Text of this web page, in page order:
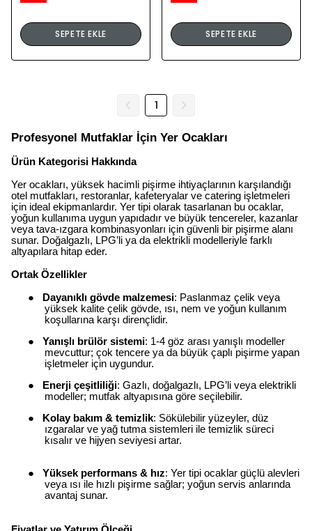
SEPETE EKLE SEPETE EKLE
1
Profesyonel Mutfaklar İçin Yer Ocakları
Ürün Kategorisi Hakkında
Yer ocakları, yüksek hacimli pişirme ihtiyaçlarının karşılandığı
otel mutfakları, restoranlar, kafeteryalar ve catering işletmeleri
için ideal ekipmanlardır. Yer tipi olarak tasarlanan bu ocaklar,
yoğun kullanıma uygun yapıdadır ve büyük tencereler, kazanlar
veya tava-ızgara kombinasyonları için güvenli bir pişirme alanı
sunar. Doğalgazlı, LPG’li ya da elektrikli modelleriyle farklı
altyapılara hitap eder.
Ortak Özellikler
● Dayanıklı gövde malzemesi: Paslanmaz çelik veya
yüksek kalite çelik gövde, ısı, nem ve yoğun kullanım
koşullarına karşı dirençlidir.
●
Yanışlı brülör sistemi: 1-4 göz arası yanışlı modeller
mevcuttur; çok tencere ya da büyük çaplı pişirme yapan
işletmeler için uygundur.
●
Enerji çeşitliliği: Gazlı, doğalgazlı, LPG’li veya elektrikli
modeller; mutfak altyapısına göre seçilebilir.
●
Kolay bakım & temizlik: Sökülebilir yüzeyler, düz
ızgaralar ve yağ tutma sistemleri ile temizlik süreci
kısalır ve hijyen seviyesi artar.
● Yüksek performans & hız: Yer tipi ocaklar güçlü alevleri
veya ısı ile hızlı pişirme sağlar; yoğun servis anlarında
avantaj sunar.